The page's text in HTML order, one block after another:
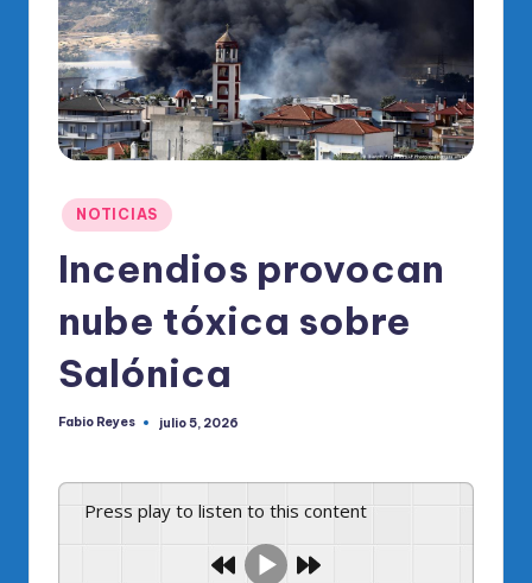
di
o
O
al
el
R
Publicado
en
NOTICIAS
Incendios provocan
nube tóxica sobre
Salónica
Publicado
Fabio Reyes julio 5, 2026
Press play to listen to this content